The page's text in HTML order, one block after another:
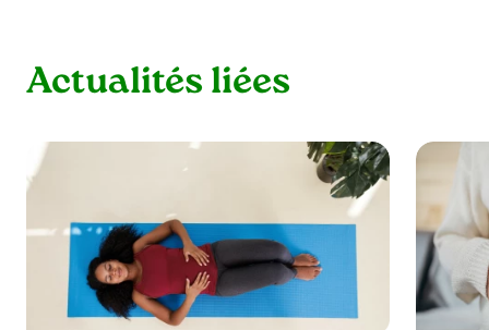
Actualités liées